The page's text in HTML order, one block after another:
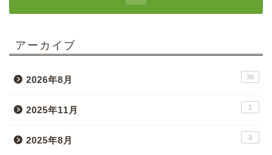
アーカイブ
2026年8月 36
2025年11月 1
2025年8月 3